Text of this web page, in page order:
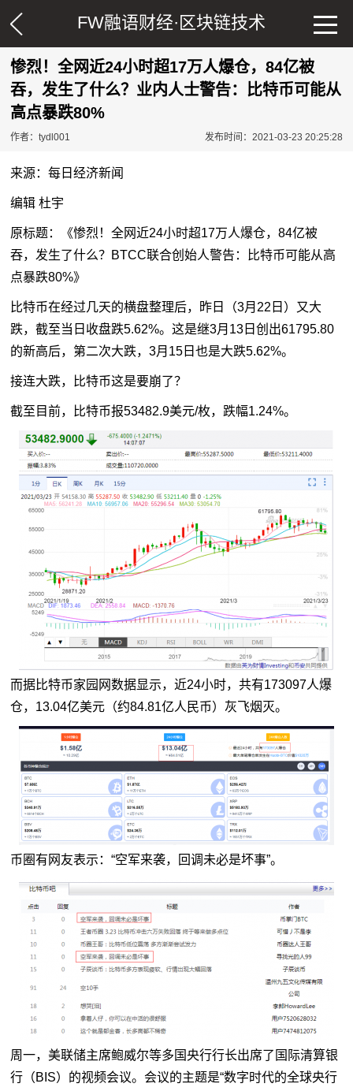
FW融语财经· 区块链技术
惨烈！全网近24小时超17万人爆仓，84亿被
吞，发生了什么？业内人士警告：比特币可能从
高点暴跌80%
作者：tydl001 发布时间：2021-03-23 20:25:28
来源：每日经济新闻
编辑 杜宇
原标题：《惨烈！全网近24小时超17万人爆仓，84亿被
吞，发生了什么？BTCC联合创始人警告：
比特币可能从高
点暴跌80%》
比特币在经过几天的横盘整理后，昨日（3月22日）又大
跌，截至当日收盘跌5.62%。这是继3月13日创出61795.80
的新高后，第二次大跌，3月15日也是大跌5.62%。
接连大跌，比特币这是要崩了？
截至目前，比特币报53482.9美元/枚，跌幅1.24%。
而据比特币家园网数据显示，近24小时，共有173097人爆
仓，13.04亿美元（约84.81亿人民币）灰飞烟灭。
币圈有网友表示：“空军来袭，回调未必是坏事”。
周一，美联储主席鲍威尔等多国央行行长出席了国际清算银
行（BIS）的视频会议。会议的主题是“数字时代的全球央行